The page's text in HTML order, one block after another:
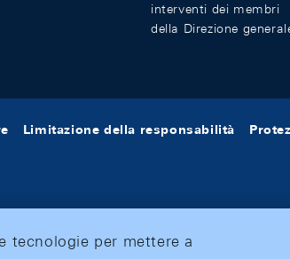
interventi dei membri
della Direzione
Limitazione della responsabilità
tecnologie per mettere a